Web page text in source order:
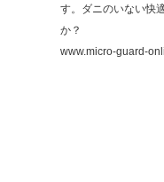
す。ダニのいない快
か？
www.micro-guard-